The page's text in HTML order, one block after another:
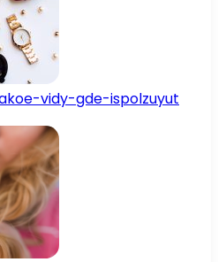
vidy-gde-ispolzuyut